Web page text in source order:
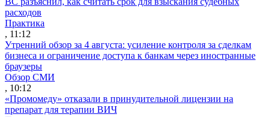
расходов
Практика
, 11:12
Утренний обзор за 4 августа: усиление контроля за сделкам
бизнеса и ограничение доступа к банкам через иностранные
браузеры
Обзор СМИ
, 10:12
«Промомеду» отказали в принудительной лицензии на
препарат для терапии ВИЧ